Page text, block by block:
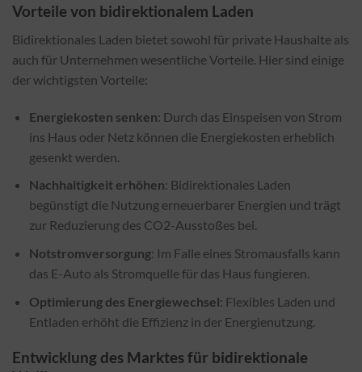
Vorteile von bidirektionalem Laden
Bidirektionales Laden bietet sowohl für private Haushalte als
auch für Unternehmen wesentliche Vorteile. Hier sind einige
der wichtigsten Vorteile:
Energiekosten senken: Durch das Einspeisen von Strom
ins Haus oder Netz können die Energiekosten erheblich
gesenkt werden.
Nachhaltigkeit erhöhen: Bidirektionales Laden
begünstigt die Nutzung erneuerbarer Energien und trägt
zur Reduzierung des CO2-Ausstoßes bei.
Notstromversorgung: Im Falle eines Stromausfalls kann
das E-Auto als Stromquelle für das Haus fungieren.
Optimierung des Energiewechsel: Flexibles Laden und
Entladen erhöht die Effizienz in der Energienutzung.
Entwicklung des Marktes für bidirektionale